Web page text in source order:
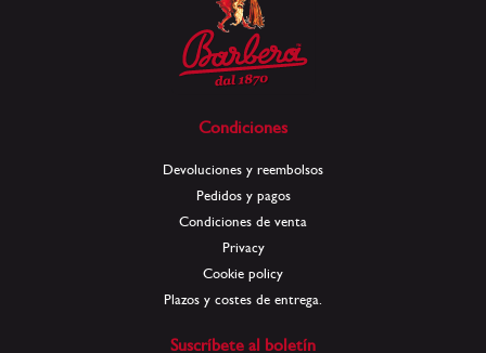
Condiciones
Devoluciones y reembolsos
Pedidos y pagos
Condiciones de venta
Privacy
Cookie policy
Plazos y costes de entrega.
Suscríbete al boletín